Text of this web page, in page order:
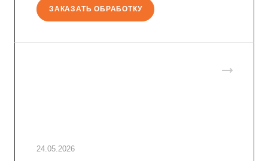
ЗАКАЗАТЬ ОБРАБОТКУ
24.05.2026